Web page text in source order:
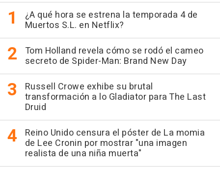
¿A qué hora se estrena la temporada 4 de
Muertos S.L. en Netflix?
Tom Holland revela cómo se rodó el cameo
secreto de Spider-Man: Brand New Day
Russell Crowe exhibe su brutal
transformación a lo Gladiator para The Last
Druid
Reino Unido censura el póster de La momia
de Lee Cronin por mostrar "una imagen
realista de una niña muerta"